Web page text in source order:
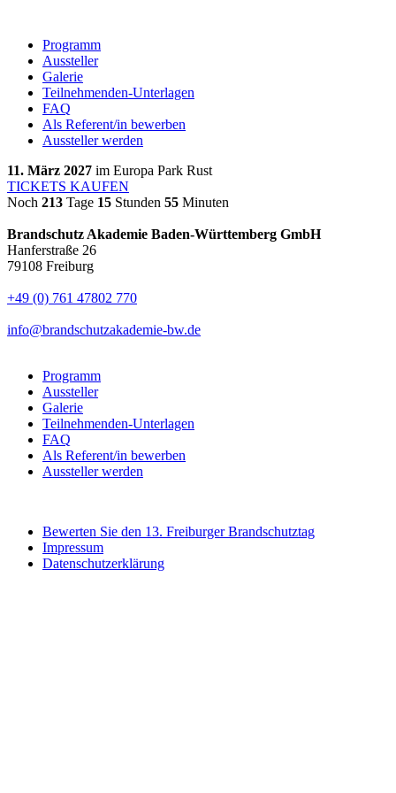
Programm
Aussteller
Galerie
Teilnehmenden-Unterlagen
FAQ
Als Referent/in bewerben
Aussteller werden
11. März 2027 im Europa Park Rust
TICKETS KAUFEN
Noch 213 Tage 15 Stunden 55 Minuten
Brandschutz Akademie Baden-Württemberg GmbH
Hanferstraße 26
79108 Freiburg
+49 (0) 761 47802 770
info@brandschutzakademie-bw.de
Programm
Aussteller
Galerie
Teilnehmenden-Unterlagen
FAQ
Als Referent/in bewerben
Aussteller werden
Bewerten Sie den 13. Freiburger Brandschutztag
Impressum
Datenschutzerklärung